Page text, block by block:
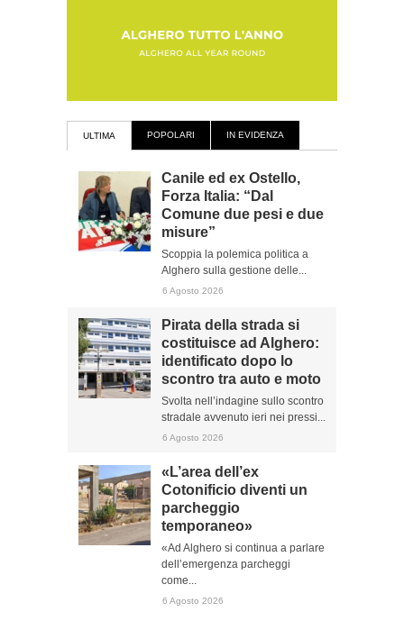
ULTIMA POPOLARI IN EVIDENZA
Canile ed ex Ostello,
Forza Italia: “Dal
Comune due pesi e due
misure”
Scoppia la polemica politica a
Alghero sulla gestione delle...
6 Agosto 2026
Pirata della strada si
costituisce ad Alghero:
identificato dopo lo
scontro tra auto e moto
Svolta nell’indagine sullo scontro
stradale avvenuto ieri nei pressi...
6 Agosto 2026
«L’area dell’ex
Cotonificio diventi un
parcheggio
temporaneo»
«Ad Alghero si continua a parlare
dell’emergenza parcheggi
come...
6 Agosto 2026